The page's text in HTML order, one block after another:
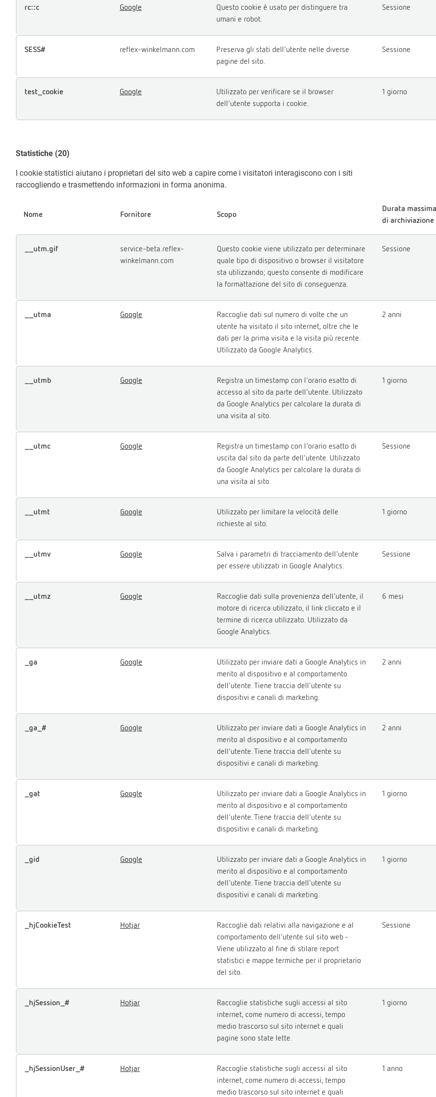
rc::c Google
Questo cookie è usato per distinguere tra
umani e robot.
Sessione
SESS# reflex-winkelmann.com
Preserva gli stati dell'utente nelle diverse
pagine del sito.
Sessione
test_cookie Google
Utilizzato per verificare se il browser
dell'utente supporta i cookie.
1 giorno
Statistiche (20)
I cookie statistici aiutano i proprietari del sito web a capire come i visitatori interagiscono con i siti
raccogliendo e trasmettendo informazioni in forma anonima.
Nome Fornitore Scopo
Durata massima
di archiviazione
__utm.gif
service-beta.reflex-
winkelmann.com
Questo cookie viene utilizzato per determinare
quale tipo di dispositivo o browser il visitatore
sta utilizzando; questo consente di modificare
la formattazione del sito di conseguenza.
Sessione
__utma Google
Raccoglie dati sul numero di volte che un
utente ha visitato il sito internet, oltre che le
dati per la prima visita e la visita più recente.
Utilizzato da Google Analytics.
2 anni
__utmb Google
Registra un timestamp con l'orario esatto di
accesso al sito da parte dell'utente. Utilizzato
da Google Analytics per calcolare la durata di
una visita al sito.
1 giorno
__utmc Google
Registra un timestamp con l'orario esatto di
uscita dal sito da parte dell'utente. Utilizzato
da Google Analytics per calcolare la durata di
una visita al sito.
Sessione
__utmt Google
Utilizzato per limitare la velocità delle
richieste al sito.
1 giorno
__utmv Google
Salva i parametri di tracciamento dell'utente
per essere utilizzati in Google Analytics.
Sessione
__utmz Google
Raccoglie dati sulla provenienza dell'utente, il
motore di ricerca utilizzato, il link cliccato e il
termine di ricerca utilizzato. Utilizzato da
Google Analytics.
6 mesi
_ga Google
Utilizzato per inviare dati a Google Analytics in
merito al dispositivo e al comportamento
dell'utente. Tiene traccia dell'utente su
dispositivi e canali di marketing.
2 anni
_ga_# Google
Utilizzato per inviare dati a Google Analytics in
merito al dispositivo e al comportamento
dell'utente. Tiene traccia dell'utente su
dispositivi e canali di marketing.
2 anni
_gat Google
Utilizzato per inviare dati a Google Analytics in
merito al dispositivo e al comportamento
dell'utente. Tiene traccia dell'utente su
dispositivi e canali di marketing.
1 giorno
_gid Google
Utilizzato per inviare dati a Google Analytics in
merito al dispositivo e al comportamento
dell'utente. Tiene traccia dell'utente su
dispositivi e canali di marketing.
1 giorno
_hjCookieTest Hotjar
Raccoglie dati relativi alla navigazione e al
comportamento dell'utente sul sito web -
Viene utilizzato al fine di stilare report
statistici e mappe termiche per il proprietario
del sito.
Sessione
_hjSession_# Hotjar
Raccoglie statistiche sugli accessi al sito
internet, come numero di accessi, tempo
medio trascorso sul sito internet e quali
pagine sono state lette.
1 giorno
_hjSessionUser_# Hotjar
Raccoglie statistiche sugli accessi al sito
internet, come numero di accessi, tempo
medio trascorso sul sito internet e quali
1 anno